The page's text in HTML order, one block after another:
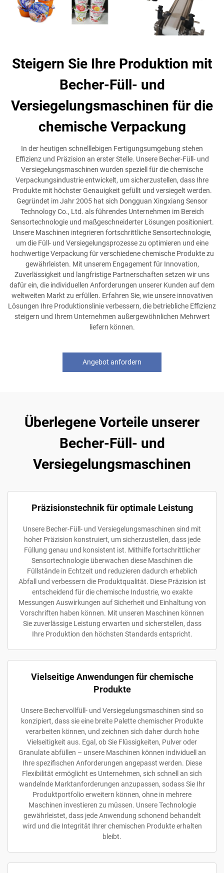
Steigern Sie Ihre Produktion mit
Becher-Füll- und
Versiegelungsmaschinen für die
chemische Verpackung
In der heutigen schnelllebigen Fertigungsumgebung stehen
Effizienz und Präzision an erster Stelle. Unsere Becher-Füll- und
Versiegelungsmaschinen wurden speziell für die chemische
Verpackungsindustrie entwickelt, um sicherzustellen, dass Ihre
Produkte mit höchster Genauigkeit gefüllt und versiegelt werden.
Gegründet im Jahr 2005 hat sich Dongguan Xingxiang Sensor
Technology Co., Ltd. als führendes Unternehmen im Bereich
Sensortechnologie und maßgeschneiderter Lösungen positioniert.
Unsere Maschinen integrieren fortschrittliche Sensortechnologie,
um die Füll- und Versiegelungsprozesse zu optimieren und eine
hochwertige Verpackung für verschiedene chemische Produkte zu
gewährleisten. Mit unserem Engagement für Innovation,
Zuverlässigkeit und langfristige Partnerschaften setzen wir uns
dafür ein, die individuellen Anforderungen unserer Kunden auf dem
weltweiten Markt zu erfüllen. Erfahren Sie, wie unsere innovativen
Lösungen Ihre Produktionslinie verbessern, die betriebliche Effizienz
steigern und Ihrem Unternehmen außergewöhnlichen Mehrwert
liefern können.
Angebot anfordern
Überlegene Vorteile unserer
Becher-Füll- und
Versiegelungsmaschinen
Präzisionstechnik für optimale Leistung
Unsere Becher-Füll- und Versiegelungsmaschinen sind mit
hoher Präzision konstruiert, um sicherzustellen, dass jede
Füllung genau und konsistent ist. Mithilfe fortschrittlicher
Sensortechnologie überwachen diese Maschinen die
Füllstände in Echtzeit und reduzieren dadurch erheblich
Abfall und verbessern die Produktqualität. Diese Präzision ist
entscheidend für die chemische Industrie, wo exakte
Messungen Auswirkungen auf Sicherheit und Einhaltung von
Vorschriften haben können. Mit unseren Maschinen können
Sie zuverlässige Leistung erwarten und sicherstellen, dass
Ihre Produktion den höchsten Standards entspricht.
Vielseitige Anwendungen für chemische
Produkte
Unsere Bechervollfüll- und Versiegelungsmaschinen sind so
konzipiert, dass sie eine breite Palette chemischer Produkte
verarbeiten können, und zeichnen sich daher durch hohe
Vielseitigkeit aus. Egal, ob Sie Flüssigkeiten, Pulver oder
Granulate abfüllen – unsere Maschinen können individuell an
Ihre spezifischen Anforderungen angepasst werden. Diese
Flexibilität ermöglicht es Unternehmen, sich schnell an sich
wandelnde Marktanforderungen anzupassen, sodass Sie Ihr
Produktportfolio erweitern können, ohne in mehrere
Maschinen investieren zu müssen. Unsere Technologie
gewährleistet, dass jede Anwendung schonend behandelt
wird und die Integrität Ihrer chemischen Produkte erhalten
bleibt.